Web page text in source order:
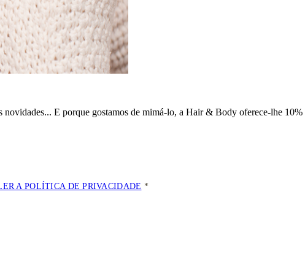
novidades... E porque gostamos de mimá-lo, a Hair & Body oferece-lhe 10%
A POLÍTICA DE PRIVACIDADE